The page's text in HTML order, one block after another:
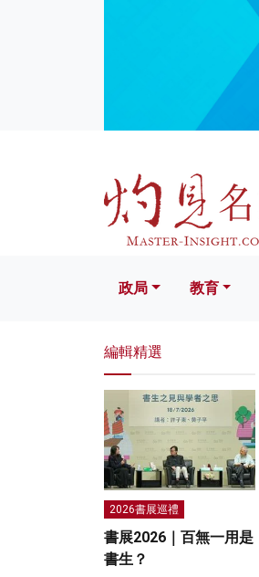
文化
政局 教育
編輯精選
2026書展巡禮
書展2026｜百無一用是
書生？